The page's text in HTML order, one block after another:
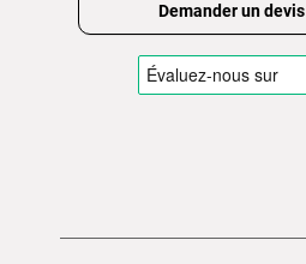
Demander un devis